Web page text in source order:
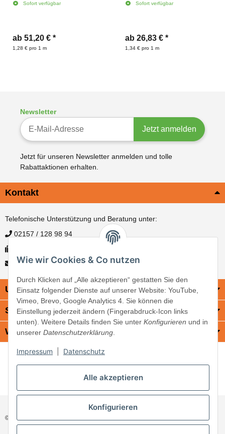
Sofort verfügbar
ab 51,20 € *
1,28 € pro 1 m
Sofort verfügbar
ab 26,83 € *
1,34 € pro 1 m
Newsletter
Newsletter-Registrierung
Jetzt anmelden
Jetzt für unseren Newsletter anmelden und tolle
Rabattaktionen erhalten.
Kontakt
Telefonische Unterstützung und Beratung unter:
02157 / 128 98 94
info@hose-center-garditech.de
Unternehmen
Service & Rechtliches
Wissenswertes
Hose Center Garditech GmbH
© Hose-Center-Garditech GmbH
Alle akzeptieren
Konfigurieren
Wie wir Cookies & Co nutzen
Durch Klicken auf „Alle akzeptieren“ gestatten Sie den
Einsatz folgender Dienste auf unserer Website: YouTube,
Vimeo, Brevo, Google Analytics 4. Sie können die
Einstellung jederzeit ändern (Fingerabdruck-Icon links
unten). Weitere Details finden Sie unter Konfigurieren und in
unserer Datenschutzerklärung.
Impressum Datenschutz